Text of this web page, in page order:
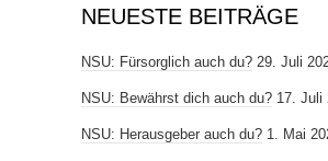
NEUESTE BEITRÄGE
NSU: Fürsorglich auch du? 29. Juli
NSU: Bewährst dich auch du? 17. Juli
NSU: Herausgeber auch du? 1. Mai